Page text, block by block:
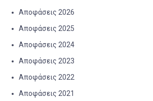
Αποφάσεις 2026
Αποφάσεις 2025
Αποφάσεις 2024
Αποφάσεις 2023
Αποφάσεις 2022
Αποφάσεις 2021